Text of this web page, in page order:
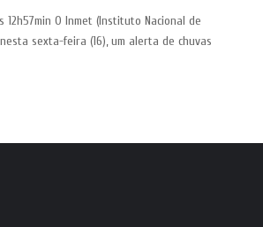
O Inmet (Instituto Nacional de
sexta-feira (16), um alerta de chuvas